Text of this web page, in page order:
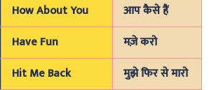
How About You
आप कैसे हैं
Have Fun
मज़े करो
Hit Me Back
मुझे फिर से मारो